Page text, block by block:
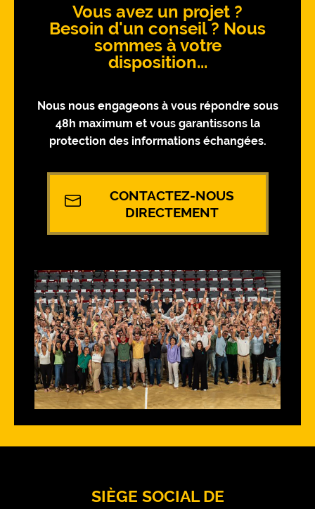
Vous avez un projet ?
Besoin d'un conseil ? Nous
sommes à votre
disposition...
Nous nous engageons à vous répondre sous
48h maximum et vous garantissons la
protection des informations échangées.
CONTACTEZ-NOUS
DIRECTEMENT
SIÈGE SOCIAL DE